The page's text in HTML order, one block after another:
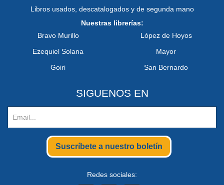
Libros usados, descatalogados y de segunda mano
Nuestras librerías:
Bravo Murillo
Ezequiel Solana
Goiri
López de Hoyos
Mayor
San Bernardo
SIGUENOS EN
Suscríbete a nuestro boletín
Redes sociales: